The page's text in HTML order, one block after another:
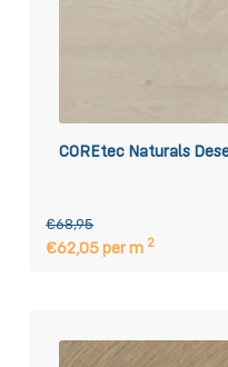
COREtec Naturals
€68,95
€62,05 per m 2